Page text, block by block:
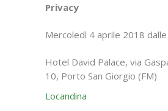
Privacy
Mercoledì 4 aprile 2018
Hotel David Palace, via
10, Porto San Giorgio (FM)
Locandina